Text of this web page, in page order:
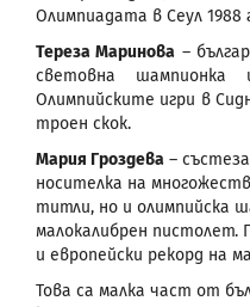
Олимпиадата в Сеул 1988
Тереза Маринова –
световна
Олимпийските игри в
троен скок.
Мария Гроздева –
носителка на
титли, но и олимпийска
малокалибрен пистолет.
и европейски рекорд на
Това са малка част от